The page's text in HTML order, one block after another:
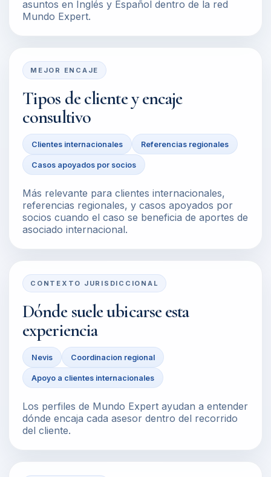
asuntos en Inglés y Español dentro de la red
Mundo Expert.
MEJOR ENCAJE
Tipos de cliente y encaje
consultivo
Clientes internacionales Referencias regionales
Casos apoyados por socios
Más relevante para clientes internacionales,
referencias regionales, y casos apoyados por
socios cuando el caso se beneficia de aportes de
asociado internacional.
CONTEXTO JURISDICCIONAL
Dónde suele ubicarse esta
experiencia
Nevis Coordinacion regional
Apoyo a clientes internacionales
Los perfiles de Mundo Expert ayudan a entender
dónde encaja cada asesor dentro del recorrido
del cliente.